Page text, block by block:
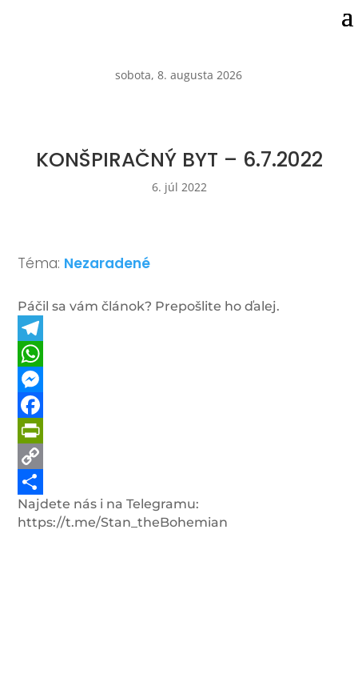
sobota, 8. augusta 2026
KONŠPIRAČNÝ BYT – 6.7.2022
6. júl 2022
Téma: Nezaradené
Páčil sa vám článok? Prepošlite ho ďalej.
Telegram
WhatsApp
Messenger
Facebook
PrintFriendly
Copy
Link
Share
Najdete nás i na Telegramu:
https://t.me/Stan_theBohemian